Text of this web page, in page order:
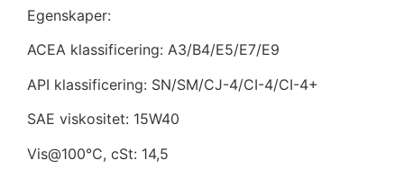
Egenskaper:
ACEA klassificering: A3/B4/E5/E7/E9
API klassificering: SN/SM/CJ-4/CI-4/CI-4+
SAE viskositet: 15W40
Vis@100°C, cSt: 14,5